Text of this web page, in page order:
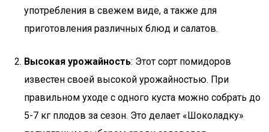
употребления в свежем виде, а также для
приготовления различных блюд и салатов.
Высокая урожайность: Этот сорт помидоров
известен своей высокой урожайностью. При
правильном уходе с одного куста можно собрать до
5-7 кг плодов за сезон. Это делает «Шоколадку»